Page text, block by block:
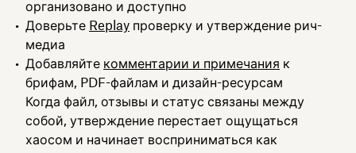
организовано и доступно
Доверьте Replay проверку и утверждение рич-
медиа
Добавляйте комментарии и примечания к
брифам, PDF-файлам и дизайн-ресурсам
Когда файл, отзывы и статус связаны между
собой, утверждение перестает ощущаться
хаосом и начинает восприниматься как